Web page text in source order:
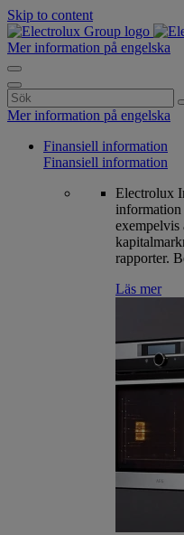
Skip to content
Mer information på engelska
Search
for:
Mer information på engelska
Finansiell information
Finansiell information
Electrolux
rapporter.
Läs mer